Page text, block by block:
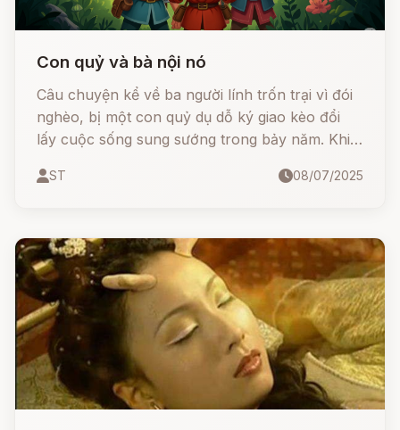
Con quỷ và bà nội nó
Câu chuyện kể về ba người lính trốn trại vì đói
nghèo, bị một con quỷ dụ dỗ ký giao kèo đổi
lấy cuộc sống sung sướng trong bảy năm. Khi
nhất để thoát thân: giải một câu đố quỷ quái.
ST 08/07/2025